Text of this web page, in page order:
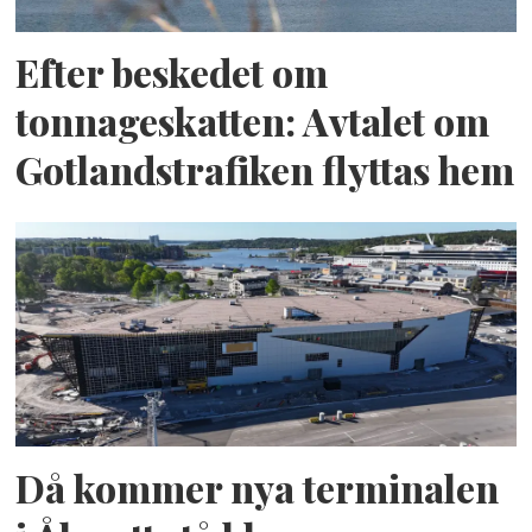
Efter beskedet om
tonnageskatten: Avtalet om
Gotlandstrafiken flyttas hem
Då kommer nya terminalen